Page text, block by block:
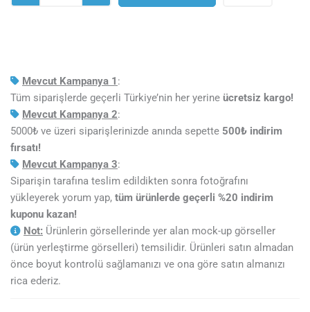
Mevcut Kampanya 1 :
Tüm siparişlerde geçerli Türkiye’nin her yerine ücretsiz kargo!
Mevcut Kampanya 2:
5000₺ ve üzeri siparişlerinizde anında sepette 500₺ indirim
fırsatı!
Mevcut Kampanya 3:
Siparişin tarafına teslim edildikten sonra fotoğrafını
yükleyerek yorum yap, tüm ürünlerde geçerli %20 indirim
kuponu kazan!
Not: Ürünlerin görsellerinde yer alan mock-up görseller
(ürün yerleştirme görselleri) temsilidir. Ürünleri satın almadan
önce boyut kontrolü sağlamanızı ve ona göre satın almanızı
rica ederiz.